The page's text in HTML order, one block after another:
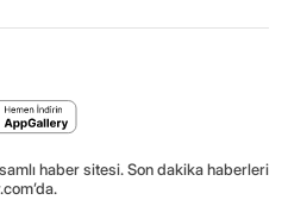
haber sitesi. Son dakika haberleri